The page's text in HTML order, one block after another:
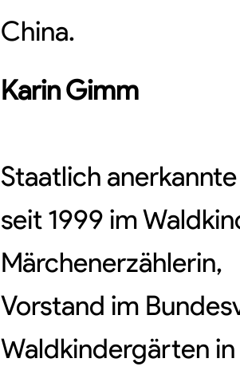
China.
KarinGimm
Staatlich
seit 1999 im
Märchenerzählerin,
Vorstand im
Waldkindergärten